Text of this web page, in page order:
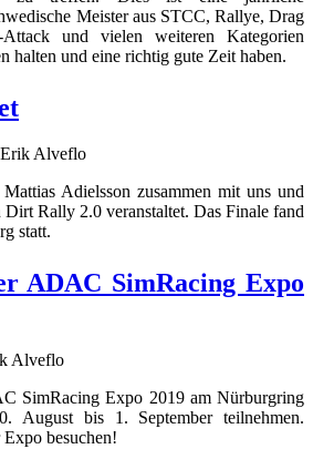
Meister aus STCC, Rallye, Drag
und vielen weiteren Kategorien
halten und eine richtig gute Zeit haben.
Alveflo
Adielsson zusammen mit uns und
Rally 2.0 veranstaltet. Das Finale fand
statt.
ADAC SimRacing Expo
Alveflo
SimRacing Expo 2019 am Nürburgring
August bis 1. September teilnehmen.
besuchen!